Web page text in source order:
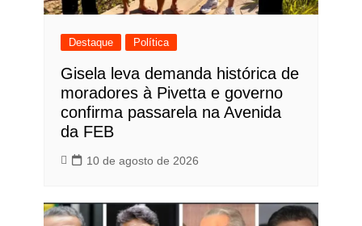
Destaque Política
Gisela leva demanda histórica de
moradores à Pivetta e governo
confirma passarela na Avenida
da FEB
10 de agosto de 2026